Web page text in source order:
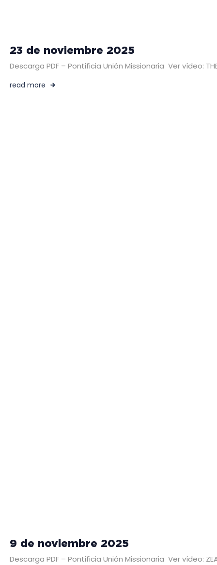
23 de noviembre 2025
Descarga PDF – Pontificia Unión Missionaria Ver vídeo:
read more
9 de noviembre 2025
Descarga PDF – Pontificia Unión Missionaria Ver vídeo: